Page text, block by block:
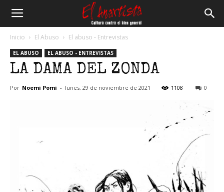
Anartista
Inicio El Abuso El abuso - Entrevistas
EL ABUSO EL ABUSO - ENTREVISTAS
LA DAMA DEL ZONDA
Por Noemi Pomi - lunes, 29 de noviembre de 2021 1108 0